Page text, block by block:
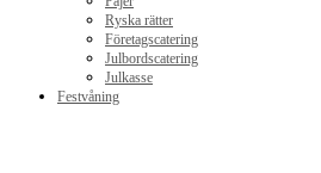
Ryska rätter
Företagscatering
Julbordscatering
Julkasse
Festvåning